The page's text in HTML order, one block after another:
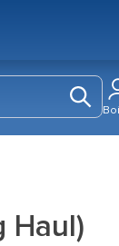
Haul)